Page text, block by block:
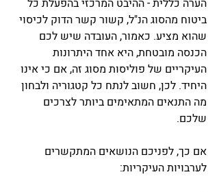
הערה כללית - ההיבט המרכזי בהפעלת כל
ביטוח מהסוג הנ"ל, קשור קשר הדוק לכיסוי
שהוא מציע. כאמור, העובדה שיש לכם
הכנסה מובטחת, היא אחד היתרונות
העיקריים של פוליסות מסוג זה, אם כי אינו
היחיד. לכן, חשוב לנתח כל קטגוריה ולבחון
מה התנאים המתאימים ביותר לצרכים
שלכם.
אם כך, לפניכם הנושאים המתקשרים
לערבויות העיקריות: